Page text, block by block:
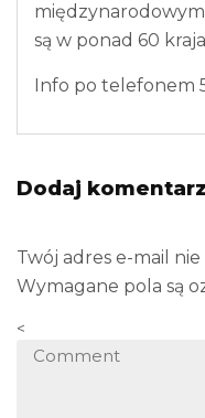
są w ponad 60
Info po telefonem
Dodaj komentarz
Twój adres e-mail
Wymagane pola są
<